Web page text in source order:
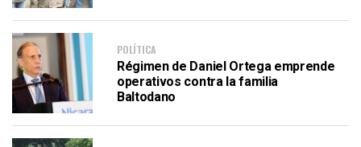
POLÍTICA
Régimen de Daniel Ortega emprende
operativos contra la familia
Baltodano